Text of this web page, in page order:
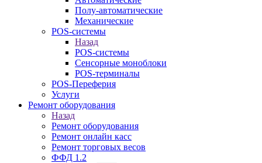
Полу-автоматические
Механические
POS-системы
Назад
POS-системы
Сенсорные моноблоки
POS-терминалы
POS-Переферия
Услуги
Ремонт оборудования
Назад
Ремонт оборудования
Ремонт онлайн касс
Ремонт торговых весов
ФФД 1.2